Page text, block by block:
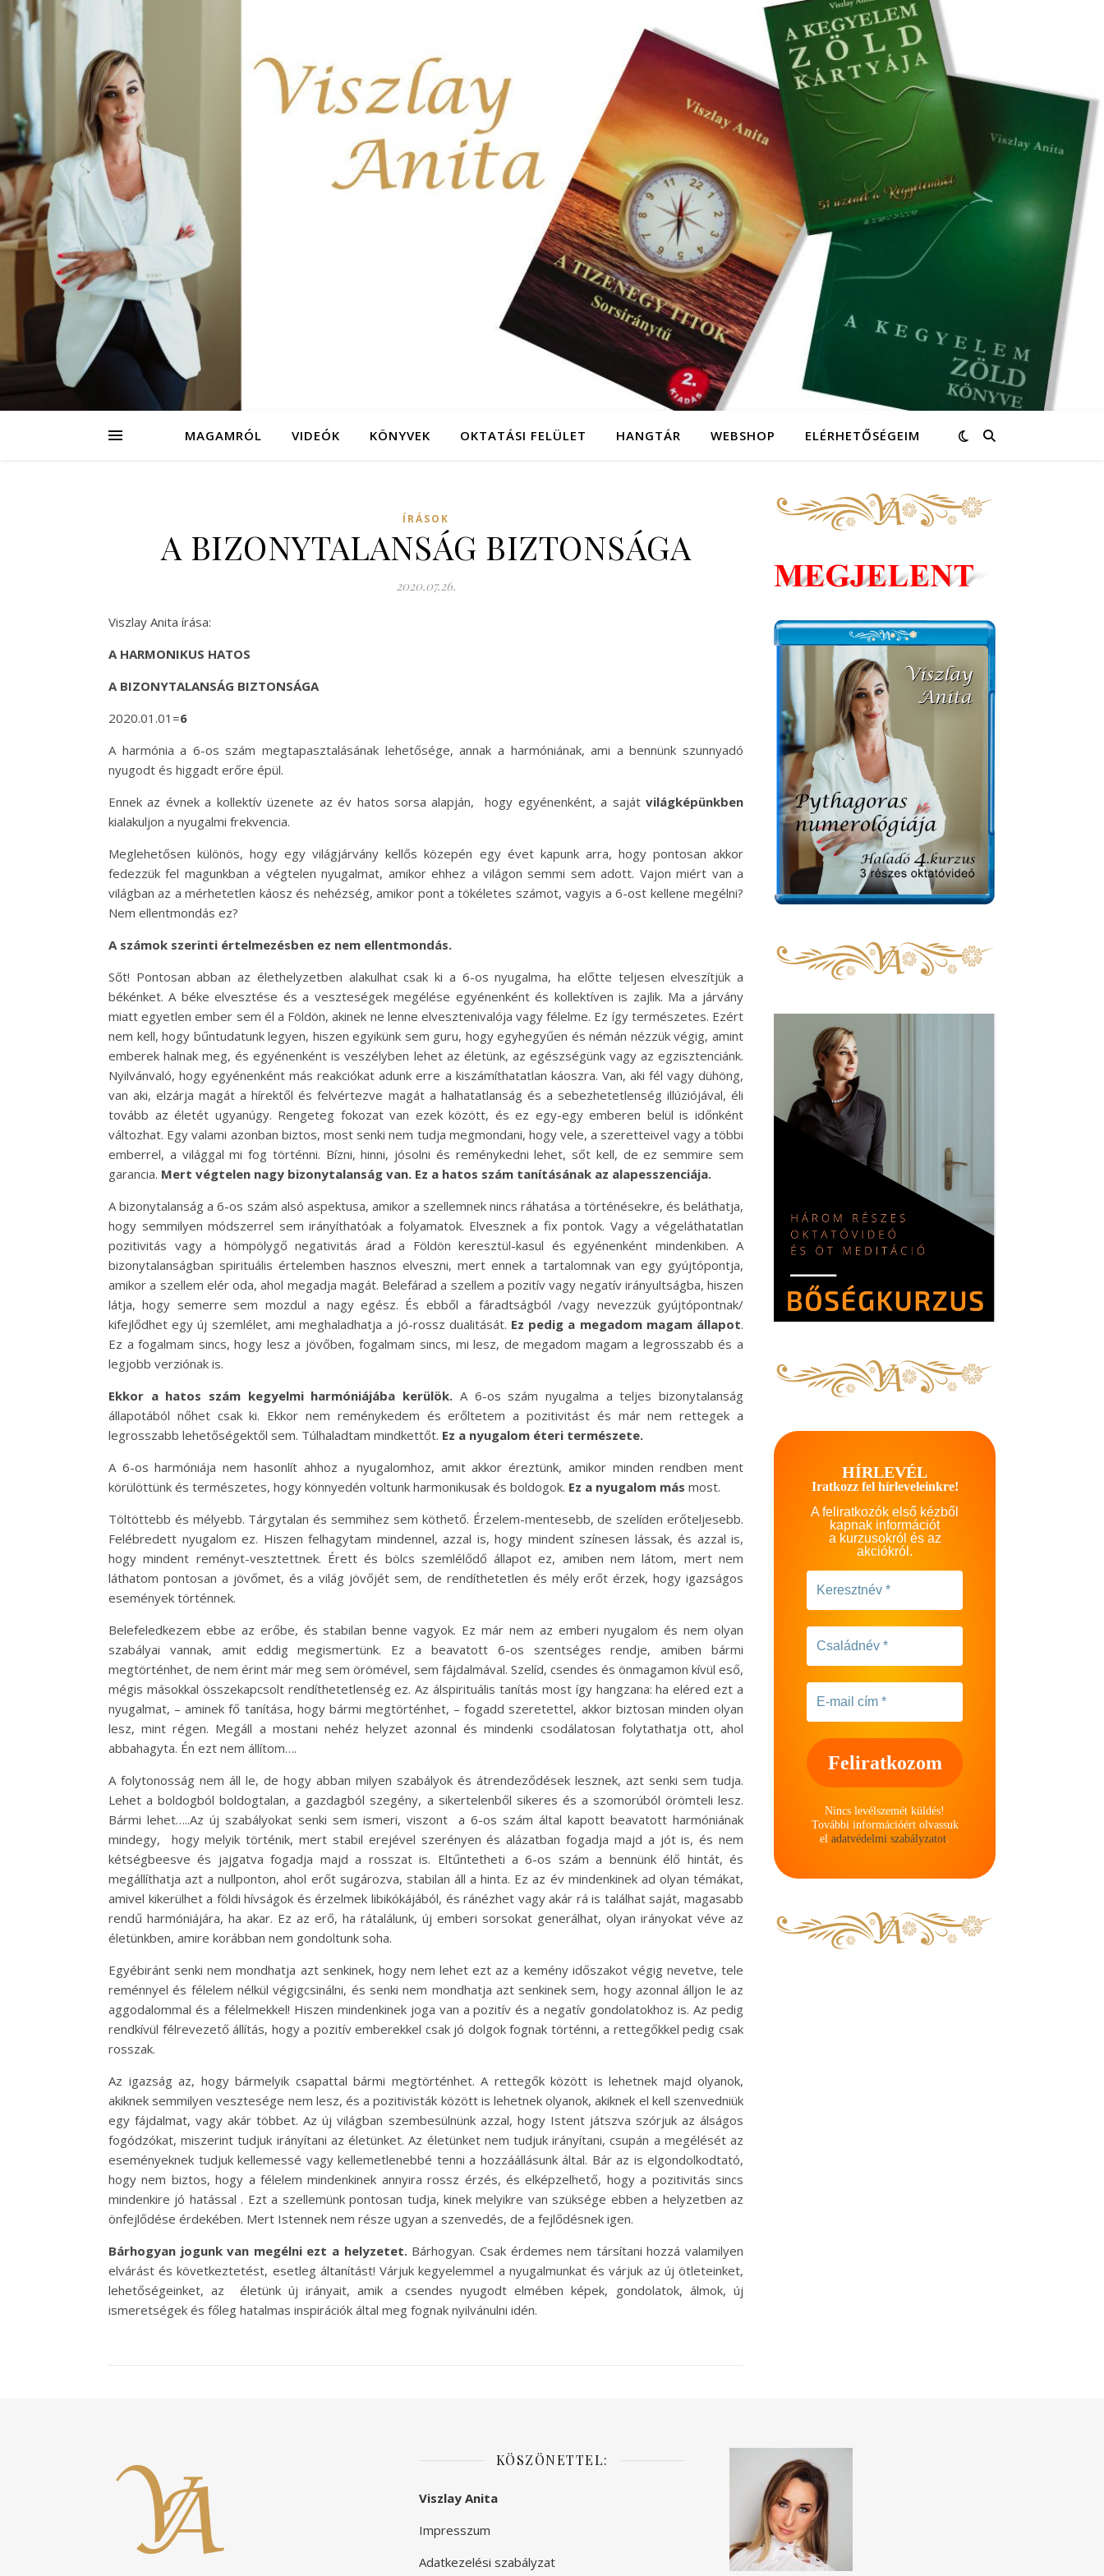
MAGAMRÓL VIDEÓK KÖNYVEK OKTATÁSI FELÜLET HANGTÁR WEBSHOP ELÉRHETŐSÉGEIM
ÍRÁSOK
A BIZONYTALANSÁG BIZTONSÁGA
2020.07.26.
Viszlay Anita írása:
A HARMONIKUS HATOS
A BIZONYTALANSÁG BIZTONSÁGA
2020.01.01=6
A harmónia a 6-os szám megtapasztalásának lehetősége, annak a harmóniának, ami a bennünk szunnyadó
nyugodt és higgadt erőre épül.
Ennek az évnek a kollektív üzenete az év hatos sorsa alapján, hogy egyénenként, a saját világképünkben
kialakuljon a nyugalmi frekvencia.
Meglehetősen különös, hogy egy világjárvány kellős közepén egy évet kapunk arra, hogy pontosan akkor
fedezzük fel magunkban a végtelen nyugalmat, amikor ehhez a világon semmi sem adott. Vajon miért van a
világban az a mérhetetlen káosz és nehézség, amikor pont a tökéletes számot, vagyis a 6-ost kellene megélni?
Nem ellentmondás ez?
A számok szerinti értelmezésben ez nem ellentmondás.
Sőt! Pontosan abban az élethelyzetben alakulhat csak ki a 6-os nyugalma, ha előtte teljesen elveszítjük a
békénket. A béke elvesztése és a veszteségek megélése egyénenként és kollektíven is zajlik. Ma a járvány
miatt egyetlen ember sem él a Földön, akinek ne lenne elvesztenivalója vagy félelme. Ez így természetes. Ezért
nem kell, hogy bűntudatunk legyen, hiszen egyikünk sem guru, hogy egyhegyűen és némán nézzük végig, amint
emberek halnak meg, és egyénenként is veszélyben lehet az életünk, az egészségünk vagy az egzisztenciánk.
Nyilvánvaló, hogy egyénenként más reakciókat adunk erre a kiszámíthatatlan káoszra. Van, aki fél vagy dühöng,
van aki, elzárja magát a hírektől és felvértezve magát a halhatatlanság és a sebezhetetlenség illúziójával, éli
tovább az életét ugyanúgy. Rengeteg fokozat van ezek között, és ez egy-egy emberen belül is időnként
változhat. Egy valami azonban biztos, most senki nem tudja megmondani, hogy vele, a szeretteivel vagy a többi
emberrel, a világgal mi fog történni. Bízni, hinni, jósolni és reménykedni lehet, sőt kell, de ez semmire sem
garancia. Mert végtelen nagy bizonytalanság van. Ez a hatos szám tanításának az alapesszenciája.
A bizonytalanság a 6-os szám alsó aspektusa, amikor a szellemnek nincs ráhatása a történésekre, és beláthatja,
hogy semmilyen módszerrel sem irányíthatóak a folyamatok. Elvesznek a fix pontok. Vagy a végeláthatatlan
pozitivitás vagy a hömpölygő negativitás árad a Földön keresztül-kasul és egyénenként mindenkiben. A
bizonytalanságban spirituális értelemben hasznos elveszni, mert ennek a tartalomnak van egy gyújtópontja,
amikor a szellem elér oda, ahol megadja magát. Belefárad a szellem a pozitív vagy negatív irányultságba, hiszen
látja, hogy semerre sem mozdul a nagy egész. És ebből a fáradtságból /vagy nevezzük gyújtópontnak/
kifejlődhet egy új szemlélet, ami meghaladhatja a jó-rossz dualitását. Ez pedig a megadom magam állapot.
Ez a fogalmam sincs, hogy lesz a jövőben, fogalmam sincs, mi lesz, de megadom magam a legrosszabb és a
legjobb verziónak is.
Ekkor a hatos szám kegyelmi harmóniájába kerülök. A 6-os szám nyugalma a teljes bizonytalanság
állapotából nőhet csak ki. Ekkor nem reménykedem és erőltetem a pozitivitást és már nem rettegek a
legrosszabb lehetőségektől sem. Túlhaladtam mindkettőt. Ez a nyugalom éteri természete.
A 6-os harmóniája nem hasonlít ahhoz a nyugalomhoz, amit akkor éreztünk, amikor minden rendben ment
körülöttünk és természetes, hogy könnyedén voltunk harmonikusak és boldogok. Ez a nyugalom más most.
Töltöttebb és mélyebb. Tárgytalan és semmihez sem köthető. Érzelem-mentesebb, de szelíden erőteljesebb.
Felébredett nyugalom ez. Hiszen felhagytam mindennel, azzal is, hogy mindent színesen lássak, és azzal is,
hogy mindent reményt-vesztettnek. Érett és bölcs szemlélődő állapot ez, amiben nem látom, mert nem
láthatom pontosan a jövőmet, és a világ jövőjét sem, de rendíthetetlen és mély erőt érzek, hogy igazságos
események történnek.
Belefeledkezem ebbe az erőbe, és stabilan benne vagyok. Ez már nem az emberi nyugalom és nem olyan
szabályai vannak, amit eddig megismertünk. Ez a beavatott 6-os szentséges rendje, amiben bármi
megtörténhet, de nem érint már meg sem örömével, sem fájdalmával. Szelíd, csendes és önmagamon kívül eső,
mégis másokkal összekapcsolt rendíthetetlenség ez. Az álspirituális tanítás most így hangzana: ha eléred ezt a
nyugalmat, – aminek fő tanítása, hogy bármi megtörténhet, – fogadd szeretettel, akkor biztosan minden olyan
lesz, mint régen. Megáll a mostani nehéz helyzet azonnal és mindenki csodálatosan folytathatja ott, ahol
abbahagyta. Én ezt nem állítom….
A folytonosság nem áll le, de hogy abban milyen szabályok és átrendeződések lesznek, azt senki sem tudja.
Lehet a boldogból boldogtalan, a gazdagból szegény, a sikertelenből sikeres és a szomorúból örömteli lesz.
Bármi lehet…..Az új szabályokat senki sem ismeri, viszont a 6-os szám által kapott beavatott harmóniának
mindegy, hogy melyik történik, mert stabil erejével szerényen és alázatban fogadja majd a jót is, és nem
kétségbeesve és jajgatva fogadja majd a rosszat is. Eltűntetheti a 6-os szám a bennünk élő hintát, és
megállíthatja azt a nullponton, ahol erőt sugározva, stabilan áll a hinta. Ez az év mindenkinek ad olyan témákat,
amivel kikerülhet a földi hívságok és érzelmek libikókájából, és ránézhet vagy akár rá is találhat saját, magasabb
rendű harmóniájára, ha akar. Ez az erő, ha rátalálunk, új emberi sorsokat generálhat, olyan irányokat véve az
életünkben, amire korábban nem gondoltunk soha.
Egyébiránt senki nem mondhatja azt senkinek, hogy nem lehet ezt az a kemény időszakot végig nevetve, tele
reménnyel és félelem nélkül végigcsinálni, és senki nem mondhatja azt senkinek sem, hogy azonnal álljon le az
aggodalommal és a félelmekkel! Hiszen mindenkinek joga van a pozitív és a negatív gondolatokhoz is. Az pedig
rendkívül félrevezető állítás, hogy a pozitív emberekkel csak jó dolgok fognak történni, a rettegőkkel pedig csak
rosszak.
Az igazság az, hogy bármelyik csapattal bármi megtörténhet. A rettegők között is lehetnek majd olyanok,
akiknek semmilyen vesztesége nem lesz, és a pozitivisták között is lehetnek olyanok, akiknek el kell szenvedniük
egy fájdalmat, vagy akár többet. Az új világban szembesülnünk azzal, hogy Istent játszva szórjuk az álságos
fogódzókat, miszerint tudjuk irányítani az életünket. Az életünket nem tudjuk irányítani, csupán a megélését az
eseményeknek tudjuk kellemessé vagy kellemetlenebbé tenni a hozzáállásunk által. Bár az is elgondolkodtató,
hogy nem biztos, hogy a félelem mindenkinek annyira rossz érzés, és elképzelhető, hogy a pozitivitás sincs
mindenkire jó hatással . Ezt a szellemünk pontosan tudja, kinek melyikre van szüksége ebben a helyzetben az
önfejlődése érdekében. Mert Istennek nem része ugyan a szenvedés, de a fejlődésnek igen.
Bárhogyan jogunk van megélni ezt a helyzetet. Bárhogyan. Csak érdemes nem társítani hozzá valamilyen
elvárást és következtetést, esetleg áltanítást! Várjuk kegyelemmel a nyugalmunkat és várjuk az új ötleteinket,
lehetőségeinket, az életünk új irányait, amik a csendes nyugodt elmében képek, gondolatok, álmok, új
ismeretségek és főleg hatalmas inspirációk által meg fognak nyilvánulni idén.
HÍRLEVÉL
Iratkozz fel hírleveleinkre!
A feliratkozók első kézből
kapnak információt
a kurzusokról és az
akciókról.
Nincs levélszemét küldés!
További információért olvassuk
el adatvédelmi szabályzatot
KÖSZÖNETTEL:
Viszlay Anita
Impresszum
Adatkezelési szabályzat